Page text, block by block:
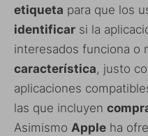
etiqueta para que los
identificar si la
interesados funciona o
característica, justo
aplicaciones
las que incluyen
Asimismo Apple ha